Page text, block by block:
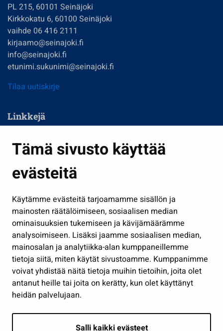
Tämä sivusto käyttää
evästeitä
Käytämme evästeitä tarjoamamme sisällön ja
mainosten räätälöimiseen, sosiaalisen median
ominaisuuksien tukemiseen ja kävijämäärämme
analysoimiseen. Lisäksi jaamme sosiaalisen median,
mainosalan ja analytiikka-alan kumppaneillemme
tietoja siitä, miten käytät sivustoamme. Kumppanimme
voivat yhdistää näitä tietoja muihin tietoihin, joita olet
antanut heille tai joita on kerätty, kun olet käyttänyt
heidän palvelujaan.
Salli kaikki evästeet
PL 215, 60101 Seinäjoki
Kirkkokatu 6, 60100 Seinäjoki
vaihde 06 416 2111
kirjaamo@seinajoki.fi
info@seinajoki.fi
etunimi.sukunimi@seinajoki.fi
Tilaa uutiskirje
Linkkejä
Kasvatus ja opetus
Kulttuuri ja liikunta
Työ ja yrittäminen
Osallistu ja asioi
Näytä omat evästeasetukseni
Seuraa meitä